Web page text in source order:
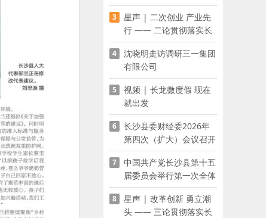
沙县第十五次党代会精神
3
星声 | 二次创业 产业先
行 —— 二论贯彻落实长
沙县第十五次党代会精神
4
沈晓明走访调研三一集团
有限公司
5
视频 | 长龙微度假 现在
就出发
6
长沙县委财经委2026年
第四次（扩大）会议召开
7
中国共产党长沙县第十五
届委员会举行第一次全体
会议
8
星声 | 改革创新 勇立潮
头 —— 三论贯彻落实长